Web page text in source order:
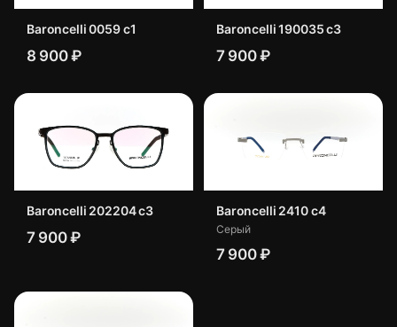
Baroncelli 0059 c1
8 900 ₽
Baroncelli 190035 с3
7 900 ₽
Baroncelli 202204 c3
7 900 ₽
Baroncelli 2410 с4
Серый
7 900 ₽